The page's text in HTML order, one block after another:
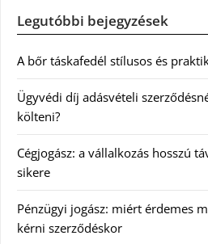
Legutóbbi bejegyzések
A bőr táskafedél stílusos és
Ügyvédi díj adásvételi
költeni?
Cégjogász: a vállalkozás hosszú
sikere
Pénzügyi jogász: miért érdemes
kérni szerződéskor